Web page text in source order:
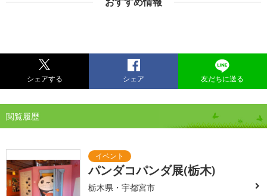
シェアする シェア 友だちに送る
閲覧履歴
パンダコパンダ展(栃木)
栃木県・宇都宮市